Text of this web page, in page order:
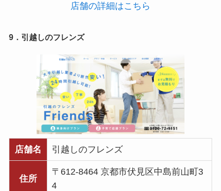
店舗の詳細はこちら
9．引越しのフレンズ
店舗名 引越しのフレンズ
住所
〒612-8464 京都市伏見区中島前山町3
4